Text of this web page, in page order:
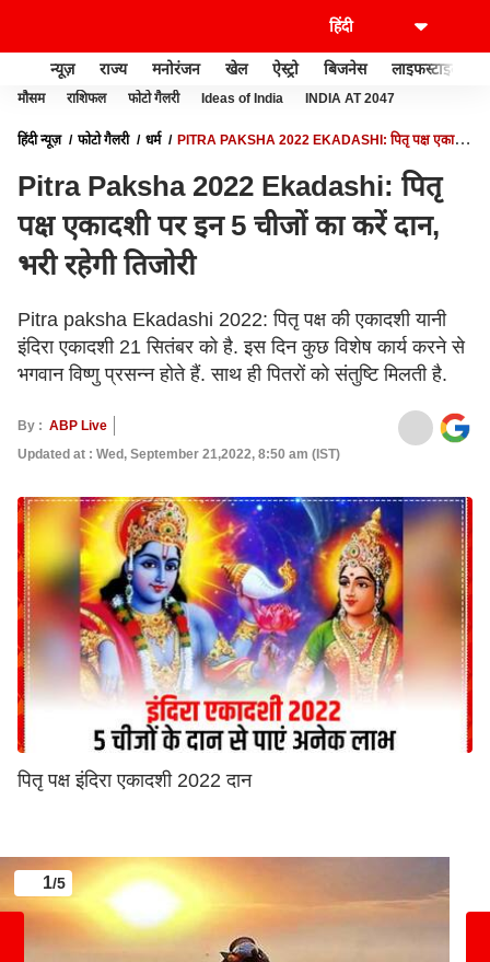
न्यूज़ राज्य मनोरंजन खेल ऐस्ट्रो बिजनेस लाइफस्टाइल
मौसम राशिफल फोटो गैलरी Ideas of India INDIA AT 2047
हिंदी न्यूज़ फोटो गैलरी धर्म
PITRA PAKSHA 2022 EKADASHI: पितृ पक्ष एकादशी
Pitra Paksha 2022 Ekadashi: पितृ
पक्ष एकादशी पर इन 5 चीजों का करें दान,
भरी रहेगी तिजोरी
Pitra paksha Ekadashi 2022: पितृ पक्ष की एकादशी यानी
इंदिरा एकादशी 21 सितंबर को है. इस दिन कुछ विशेष कार्य करने से
भगवान विष्णु प्रसन्न होते हैं. साथ ही पितरों को संतुष्टि मिलती है.
By : ABP Live
Updated at : Wed, September 21,2022, 8:50 am (IST)
पितृ पक्ष इंदिरा एकादशी 2022 दान
1/5